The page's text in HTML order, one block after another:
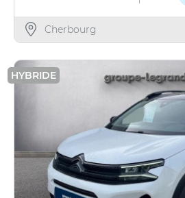
Cherbourg
HYBRIDE